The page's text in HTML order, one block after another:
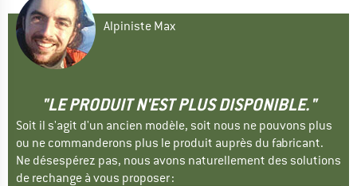
Alpiniste Max
"LE PRODUIT N'EST PLUS DISPONIBLE."
Soit il s'agit d'un ancien modèle, soit nous ne pouvons plus
ou ne commanderons plus le produit auprès du fabricant.
Ne désespérez pas, nous avons naturellement des solutions
de rechange à vous proposer :